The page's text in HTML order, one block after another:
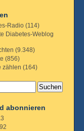
Radio (114)
Diabetes-Weblog
(9.348)
(856)
zählen (164)
abonnieren